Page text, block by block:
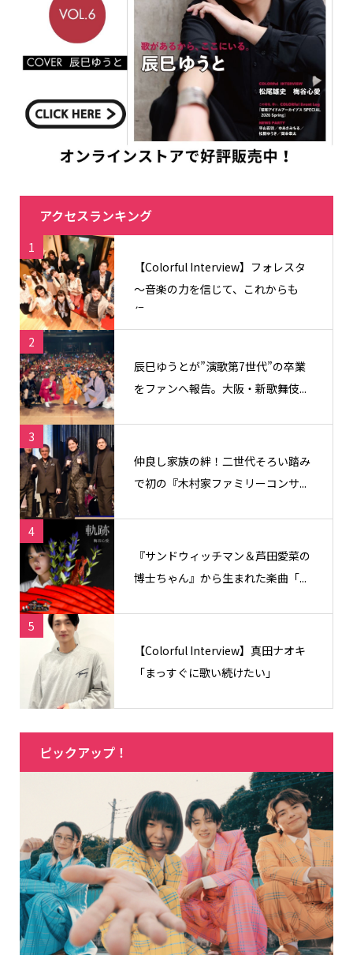
アクセスランキング
1
【Colorful Interview】フォレスタ
〜音楽の力を信じて、これからも
信...
2
辰巳ゆうとが”演歌第7世代”の卒業
をファンへ報告。大阪・新歌舞伎...
3
仲良し家族の絆！二世代そろい踏み
で初の『木村家ファミリーコンサ...
4
『サンドウィッチマン＆芦田愛菜の
博士ちゃん』から生まれた楽曲「...
5
【Colorful Interview】真田ナオキ
「まっすぐに歌い続けたい」
ピックアップ！